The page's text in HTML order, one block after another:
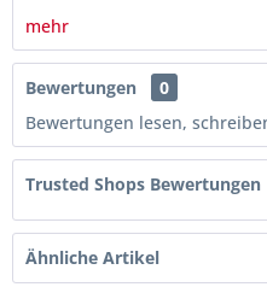
mehr
Bewertungen
0
Bewertungen lesen,
Trusted Shops Bewertungen
Ähnliche Artikel